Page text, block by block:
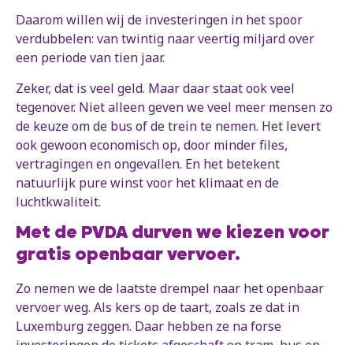
Daarom willen wij de investeringen in het spoor
verdubbelen: van twintig naar veertig miljard over
een periode van tien jaar.
Zeker, dat is veel geld. Maar daar staat ook veel
tegenover. Niet alleen geven we veel meer mensen zo
de keuze om de bus of de trein te nemen. Het levert
ook gewoon economisch op, door minder files,
vertragingen en ongevallen. En het betekent
natuurlijk pure winst voor het klimaat en de
luchtkwaliteit.
Met de PVDA durven we kiezen voor
gratis openbaar vervoer.
Zo nemen we de laatste drempel naar het openbaar
vervoer weg. Als kers op de taart, zoals ze dat in
Luxemburg zeggen. Daar hebben ze na forse